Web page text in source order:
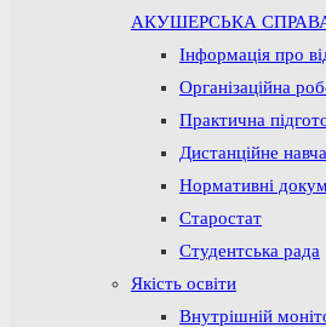
АКУШЕРСЬКА
Інформація про
Організаційна
Практична
Дистанційне
Нормативні
Старостат
Студентська рада
Якість освіти
Внутрішній